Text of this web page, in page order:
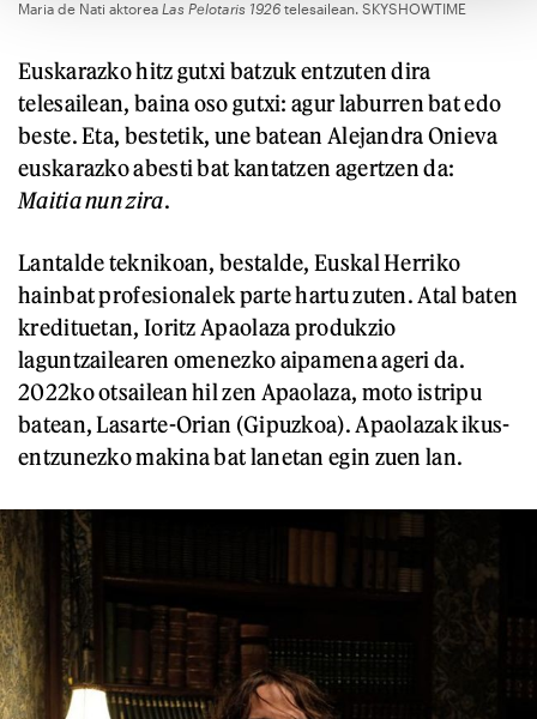
Maria de Nati aktorea Las Pelotaris 1926 telesailean. SKYSHOWTIME
Euskarazko hitz gutxi batzuk entzuten dira
telesailean, baina oso gutxi: agur laburren bat edo
beste. Eta, bestetik, une batean Alejandra Onieva
euskarazko abesti bat kantatzen agertzen da:
Maitia nun zira.
Lantalde teknikoan, bestalde, Euskal Herriko
hainbat profesionalek parte hartu zuten. Atal baten
kredituetan, Ioritz Apaolaza produkzio
laguntzailearen omenezko aipamena ageri da.
2022ko otsailean hil zen Apaolaza, moto istripu
batean, Lasarte-Orian (Gipuzkoa). Apaolazak ikus-
entzunezko makina bat lanetan egin zuen lan.